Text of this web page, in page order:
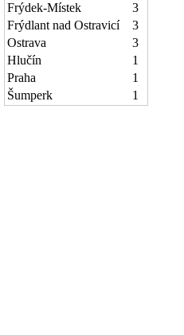
Frýdek-Místek
3
Frýdlant nad Ostravicí
3
Ostrava
3
Hlučín
1
Praha
1
Šumperk
1